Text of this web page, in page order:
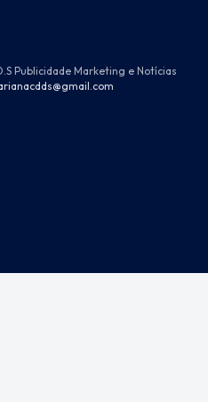
Publicidade Marketing e Notícias